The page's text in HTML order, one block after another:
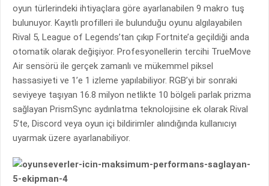
oyun türlerindeki ihtiyaçlara göre ayarlanabilen 9 makro tuş
bulunuyor. Kayıtlı profilleri ile bulunduğu oyunu algılayabilen
Rival 5, League of Legends’tan çıkıp Fortnite’a geçildiği anda
otomatik olarak değişiyor. Profesyonellerin tercihi TrueMove
Air sensörü ile gerçek zamanlı ve mükemmel piksel
hassasiyeti ve 1’e 1 izleme yapılabiliyor. RGB’yi bir sonraki
seviyeye taşıyan 16.8 milyon netlikte 10 bölgeli parlak prizma
sağlayan PrismSync aydınlatma teknolojisine ek olarak Rival
5’te, Discord veya oyun içi bildirimler alındığında kullanıcıyı
uyarmak üzere ayarlanabiliyor.